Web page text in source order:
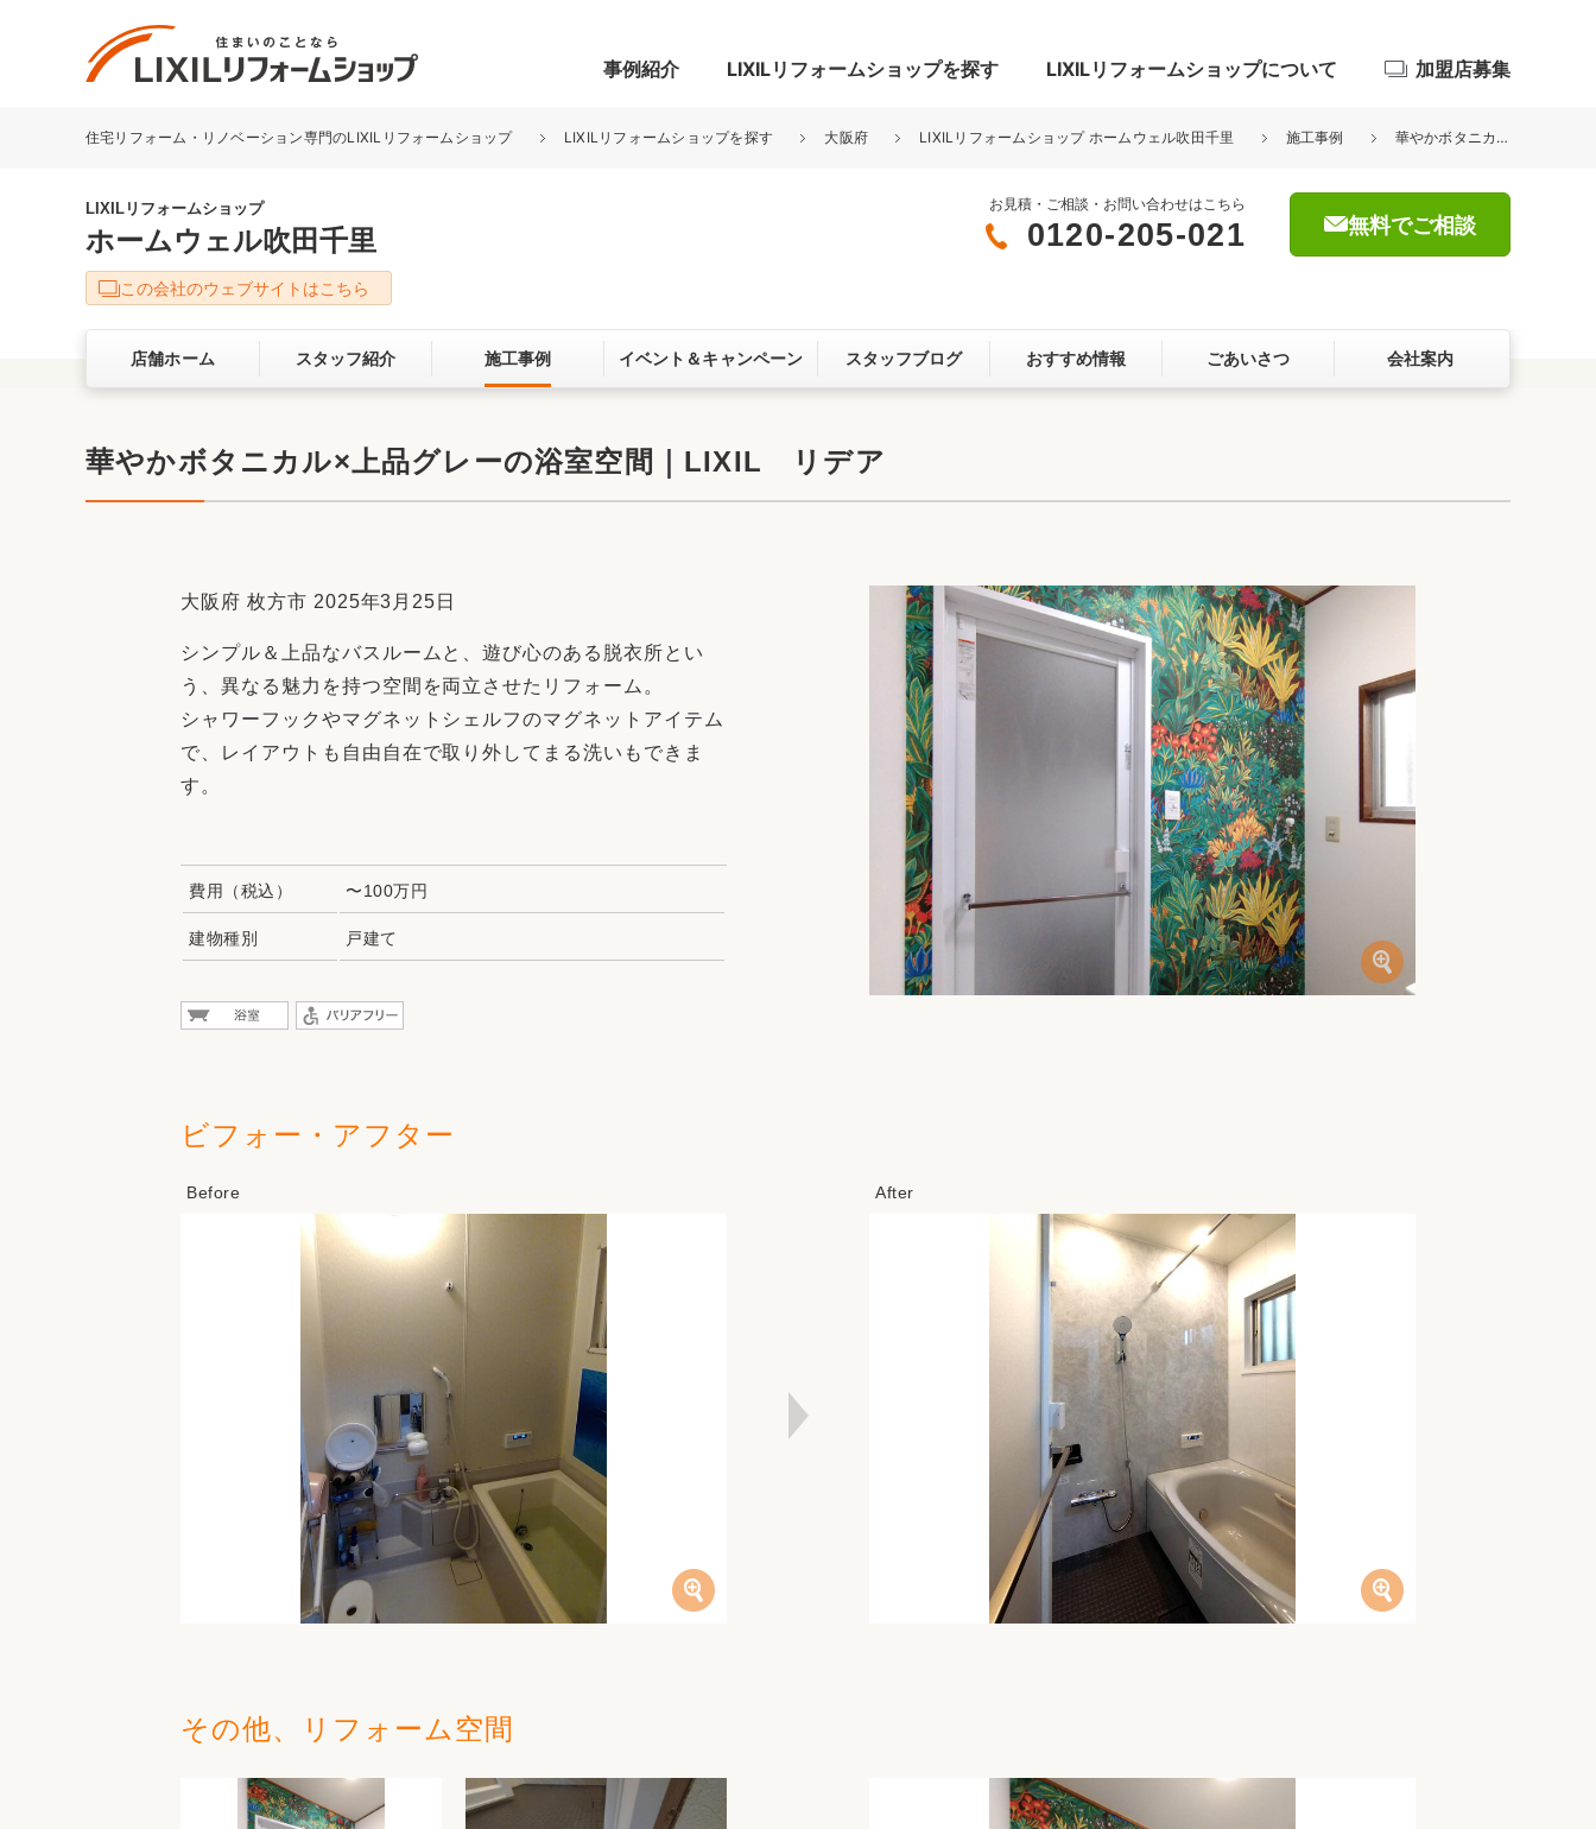
事例紹介
リフォーム事例を探す
キッチン
洗面化粧室 トイレ 玄関まわり 門まわり 屋根・外壁
ベランダ・バルコニー ガーデンスペース カースペース
お客さまの声 3Dシミュレーション
LIXILリフォームショップを探す LIXILリフォームショップについて
LIXILリフォームショップについて
サービス向上・品質改善の取り組み お客さま満足度アンケート
ここちいい暮らしをつくる、価値・性能向上
リフォームアクセル
リフォームお役立ち情報
おすすめ情報
加盟店募集
住宅リフォーム・リノベーション専門のLIXILリフォームショップ LIXILリフォームショップを探す 大阪府 LIXILリフォームショップ ホームウェル吹田千里 施工事例 華やかボタニカル×上品グレーの浴室空間｜LIXIL リデア
LIXILリフォームショップ
ホームウェル吹田千里
お見積・ご相談・お問い合わせはこちら
0120-205-021 無料でご相談
この会社のウェブサイトはこちら
店舗ホーム スタッフ紹介 施工事例 イベント＆キャンペーン スタッフブログ おすすめ情報 ごあいさつ 会社案内
華やかボタニカル×上品グレーの浴室空間｜LIXIL リデア
大阪府 枚方市 2025年3月25日
シンプル＆上品なバスルームと、遊び心のある脱衣所とい
う、異なる魅力を持つ空間を両立させたリフォーム。
シャワーフックやマグネットシェルフのマグネットアイテム
で、レイアウトも自由自在で取り外してまる洗いもできま
す。
費用（税込） 〜100万円
建物種別 戸建て
ビフォー・アフター
その他、リフォーム空間